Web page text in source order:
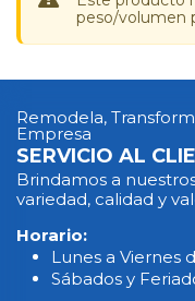
peso/volumen
Remodela,
Empresa
SERVICIO AL
Brindamos a
variedad, calidad y
Horario:
Lunes a Viernes
Sábados y